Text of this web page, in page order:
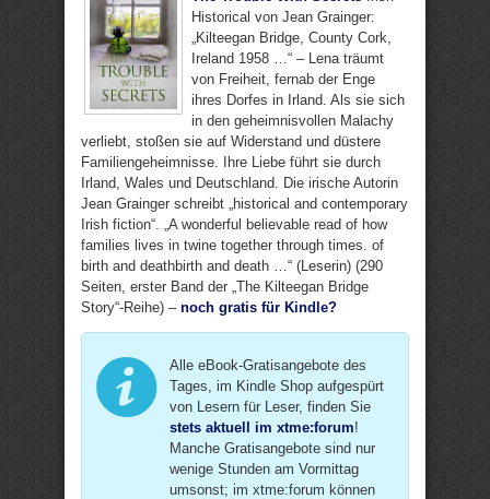
Historical von Jean Grainger:
„Kilteegan Bridge, County Cork,
Ireland 1958 …“ – Lena träumt
von Freiheit, fernab der Enge
ihres Dorfes in Irland. Als sie sich
in den geheimnisvollen Malachy
verliebt, stoßen sie auf Widerstand und düstere
Familiengeheimnisse. Ihre Liebe führt sie durch
Irland, Wales und Deutschland. Die irische Autorin
Jean Grainger schreibt „historical and contemporary
Irish fiction“. „A wonderful believable read of how
families lives in twine together through times. of
birth and deathbirth and death …“ (Leserin) (290
Seiten, erster Band der „The Kilteegan Bridge
Story“-Reihe) – noch gratis für Kindle?
Alle eBook-Gratisangebote des
Tages, im Kindle Shop aufgespürt
von Lesern für Leser, finden Sie
stets aktuell im xtme:forum!
Manche Gratisangebote sind nur
wenige Stunden am Vormittag
umsonst; im xtme:forum können